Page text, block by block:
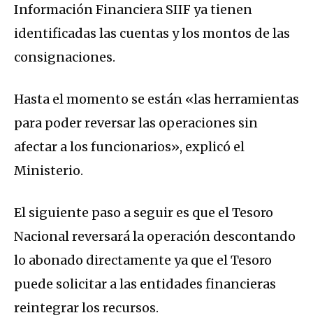
Información Financiera SIIF ya tienen
identificadas las cuentas y los montos de las
consignaciones.
Hasta el momento se están «las herramientas
para poder reversar las operaciones sin
afectar a los funcionarios», explicó el
Ministerio.
El siguiente paso a seguir es que el Tesoro
Nacional reversará la operación descontando
lo abonado directamente ya que el Tesoro
puede solicitar a las entidades financieras
reintegrar los recursos.